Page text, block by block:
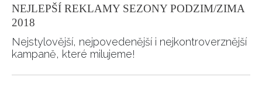
NEJLEPŠÍ REKLAMY SEZONY PODZIM/ZIMA
2018
Nejstylovější, nejpovedenější i nejkontroverznější
kampaně, které milujeme!